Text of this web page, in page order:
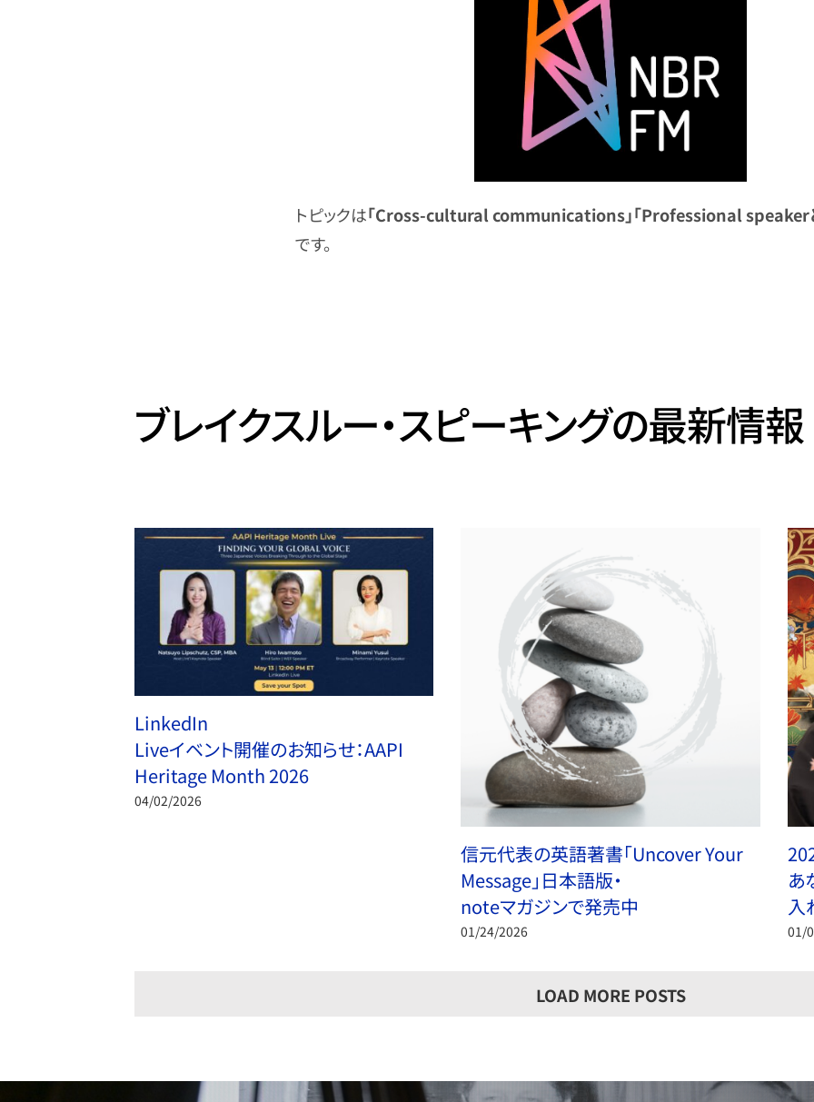
トピックは「Cross-cultural communications」「Professional speaker
です。
ブレイクスルー・スピーキングの最新情報
LinkedIn
Liveイベント開催のお知らせ：AAPI
Heritage Month 2026
04/02/2026
信元代表の英語著書「Uncover Your
Message」日本語版・
noteマガジンで発売中
01/24/2026
あ
入
01/
LOAD MORE POSTS